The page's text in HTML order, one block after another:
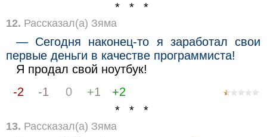
* * *
12. Рассказал(а) Зяма
— Сегодня наконец-то я заработал свои
первые деньги в качестве программиста!
Я продал свой ноутбук!
-2
-1 0 +1
+2
* * *
13. Рассказал(а) Зяма